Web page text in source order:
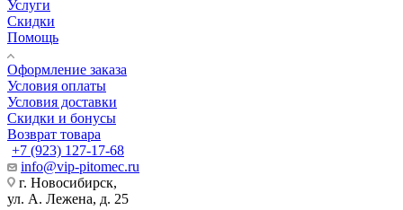
Услуги
Скидки
Помощь
Оформление заказа
Условия оплаты
Условия доставки
Скидки и бонусы
Возврат товара
+7 (923) 127-17-68
info@vip-pitomec.ru
г. Новосибирск,
ул. А. Лежена, д. 25